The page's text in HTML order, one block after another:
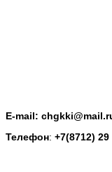
E-mail:
Телефон: +7(8712) 29